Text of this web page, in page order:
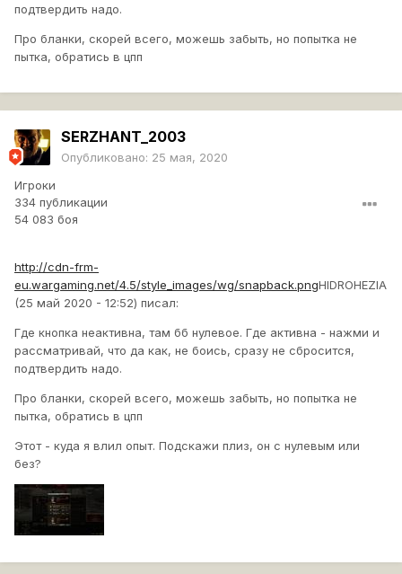
подтвердить надо.
Про бланки, скорей всего, можешь забыть, но попытка не
пытка, обратись в цпп
SERZHANT_2003
Опубликовано: 25 мая, 2020
Игроки
334 публикации
54 083 боя
http://cdn-frm-
eu.wargaming.net/4.5/style_images/wg/snapback.pngHIDROHEZIA
(25 май 2020 - 12:52) писал:
Где кнопка неактивна, там бб нулевое. Где активна - нажми и
рассматривай, что да как, не боись, сразу не сбросится,
подтвердить надо.
Про бланки, скорей всего, можешь забыть, но попытка не
пытка, обратись в цпп
Этот - куда я влил опыт. Подскажи плиз, он с нулевым или
без?